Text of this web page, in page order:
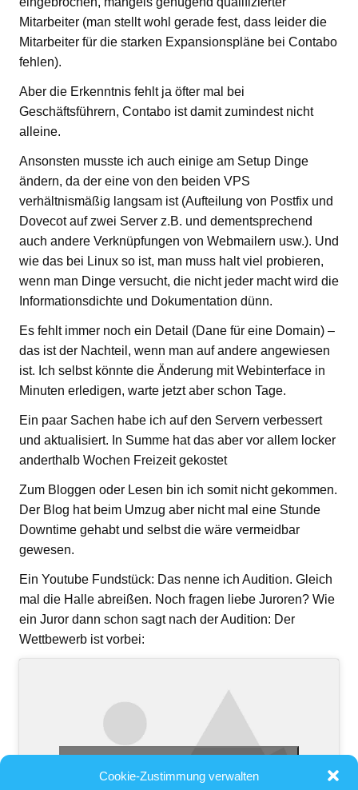
Cookie-Zustimmung verwalten
Mitarbeiter (man stellt wohl gerade fest, dass leider die
Mitarbeiter für die starken Expansionspläne bei Contabo
fehlen).
Aber die Erkenntnis fehlt ja öfter mal bei
Geschäftsführern, Contabo ist damit zumindest nicht
alleine.
Ansonsten musste ich auch einige am Setup Dinge
ändern, da der eine von den beiden VPS
verhältnismäßig langsam ist (Aufteilung von Postfix und
Dovecot auf zwei Server z.B. und dementsprechend
auch andere Verknüpfungen von Webmailern usw.). Und
wie das bei Linux so ist, man muss halt viel probieren,
wenn man Dinge versucht, die nicht jeder macht wird die
Informationsdichte und Dokumentation dünn.
Es fehlt immer noch ein Detail (Dane für eine Domain) –
das ist der Nachteil, wenn man auf andere angewiesen
ist. Ich selbst könnte die Änderung mit Webinterface in
Minuten erledigen, warte jetzt aber schon Tage.
Ein paar Sachen habe ich auf den Servern verbessert
und aktualisiert. In Summe hat das aber vor allem locker
anderthalb Wochen Freizeit gekostet
Zum Bloggen oder Lesen bin ich somit nicht gekommen.
Der Blog hat beim Umzug aber nicht mal eine Stunde
Downtime gehabt und selbst die wäre vermeidbar
gewesen.
Ein Youtube Fundstück: Das nenne ich Audition. Gleich
mal die Halle abreißen. Noch fragen liebe Juroren? Wie
ein Juror dann schon sagt nach der Audition: Der
Wettbewerb ist vorbei:
Element zu sehen